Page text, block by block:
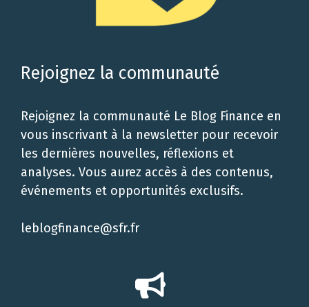
Rejoignez la communauté
Rejoignez la communauté Le Blog Finance en
vous inscrivant à la newsletter pour recevoir
les dernières nouvelles, réflexions et
analyses. Vous aurez accès à des contenus,
événements et opportunités exclusifs.
leblogfinance@sfr.fr